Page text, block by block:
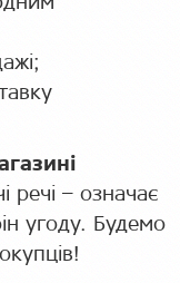
речі – означає
угоду. Будемо